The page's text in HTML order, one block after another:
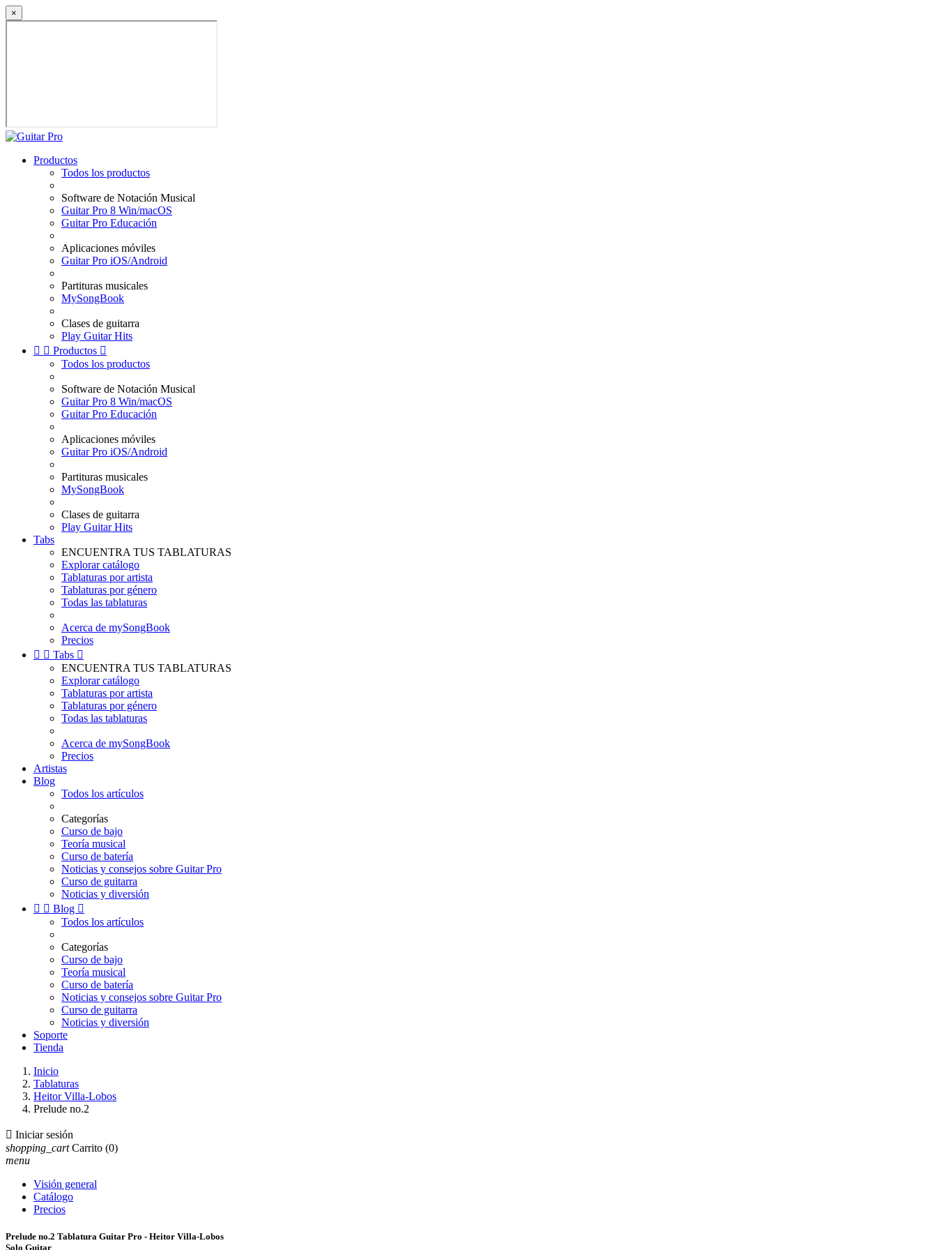
×
Productos
Todos los productos
Software de Notación Musical
Guitar Pro 8 Win/macOS
Guitar Pro Educación
Aplicaciones móviles
Guitar Pro iOS/Android
Partituras musicales
MySongBook
Clases de guitarra
Play Guitar Hits
  Productos 
Todos los productos
Software de Notación Musical
Guitar Pro 8 Win/macOS
Guitar Pro Educación
Aplicaciones móviles
Guitar Pro iOS/Android
Partituras musicales
MySongBook
Clases de guitarra
Play Guitar Hits
Tabs
ENCUENTRA TUS TABLATURAS
Explorar catálogo
Tablaturas por artista
Tablaturas por género
Todas las tablaturas
Acerca de mySongBook
Precios
  Tabs 
ENCUENTRA TUS TABLATURAS
Explorar catálogo
Tablaturas por artista
Tablaturas por género
Todas las tablaturas
Acerca de mySongBook
Precios
Artistas
Blog
Todos los artículos
Categorías
Curso de bajo
Teoría musical
Curso de batería
Noticias y consejos sobre Guitar Pro
Curso de guitarra
Noticias y diversión
  Blog 
Todos los artículos
Categorías
Curso de bajo
Teoría musical
Curso de batería
Noticias y consejos sobre Guitar Pro
Curso de guitarra
Noticias y diversión
Soporte
Tienda
Inicio
Tablaturas
Heitor Villa-Lobos
Prelude no.2
 Iniciar sesión
shopping_cart Carrito (0)
menu
Visión general
Catálogo
Precios
Prelude no.2 Tablatura Guitar Pro - Heitor Villa-Lobos
Solo Guitar